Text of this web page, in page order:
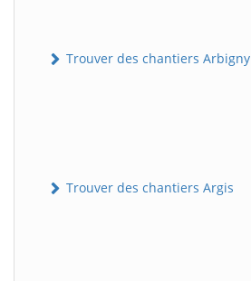
Trouver des chantiers Arbigny
Trouver des chantiers Argis